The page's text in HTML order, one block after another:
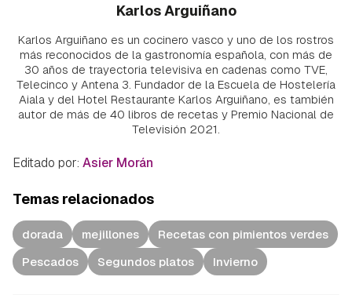
Karlos Arguiñano
Karlos Arguiñano es un cocinero vasco y uno de los rostros
más reconocidos de la gastronomía española, con más de
30 años de trayectoria televisiva en cadenas como TVE,
Telecinco y Antena 3. Fundador de la Escuela de Hostelería
Aiala y del Hotel Restaurante Karlos Arguiñano, es también
autor de más de 40 libros de recetas y Premio Nacional de
Televisión 2021.
Editado por: Asier Morán
Temas relacionados
dorada mejillones
Recetas con pimientos verdes
Pescados
Segundos platos Invierno